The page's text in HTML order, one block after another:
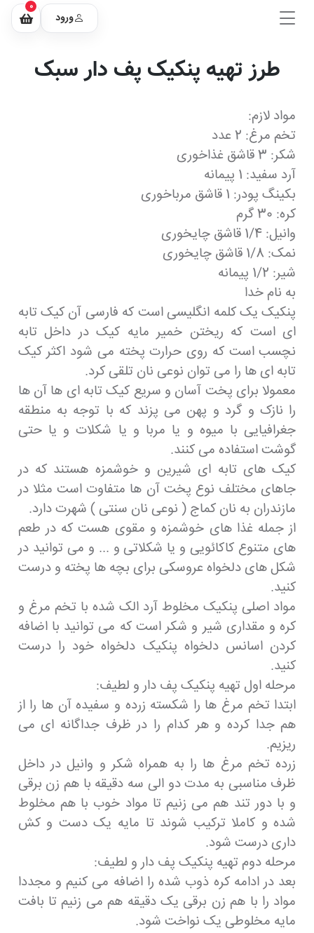
ورود
0
طرز تهیه پنکیک پف دار سبک
مواد لازم:
تخم مرغ: 2 عدد
شکر: 3 قاشق غذاخوری
آرد سفید: 1 پیمانه
بکینگ پودر: 1 قاشق مرباخوری
کره: 30 گرم
وانیل: 1/4 قاشق چایخوری
نمک: 1/8 قاشق چایخوری
شیر: 1/2 پیمانه
به نام خدا
پنکیک یک کلمه انگلیسی است که فارسی آن کیک تابه
ای است که ریختن خمیر مایه کیک در داخل تابه
نچسب است که روی حرارت پخته می شود اکثر کیک
تابه ای ها را می توان نوعی نان تلقی کرد.
معمولا برای پخت آسان و سریع کیک تابه ای ها آن ها
را نازک و گرد و پهن می پزند که با توجه به منطقه
جغرافیایی با میوه و یا مربا و یا شکلات و یا حتی
گوشت استفاده می کنند.
کیک های تابه ای شیرین و خوشمزه هستند که در
جاهای مختلف نوع پخت آن ها متفاوت است مثلا در
مازندران به نان کماج ( نوعی نان سنتی ) شهرت دارد.
از جمله غذا های خوشمزه و مقوی هست که در طعم
های متنوع کاکائویی و یا شکلاتی و ... و می توانید در
شکل های دلخواه عروسکی برای بچه ها پخته و درست
کنید.
مواد اصلی پنکیک مخلوط آرد الک شده با تخم مرغ و
کره و مقداری شیر و شکر است که می توانید با اضافه
کردن اسانس دلخواه پنکیک دلخواه خود را درست
کنید.
مرحله اول تهیه پنکیک پف دار و لطیف:
ابتدا تخم مرغ ها را شکسته زرده و سفیده آن ها را از
هم جدا کرده و هر کدام را در ظرف جداگانه ای می
ریزیم.
زرده تخم مرغ ها را به همراه شکر و وانیل در داخل
ظرف مناسبی به مدت دو الی سه دقیقه با هم زن برقی
و با دور تند هم می زنیم تا مواد خوب با هم مخلوط
شده و کاملا ترکیب شوند تا مایه یک دست و کش
داری درست شود.
مرحله دوم تهیه پنکیک پف دار و لطیف:
بعد در ادامه کره ذوب شده را اضافه می کنیم و مجددا
مواد را با هم زن برقی یک دقیقه هم می زنیم تا بافت
مایه مخلوطی یک نواخت شود.